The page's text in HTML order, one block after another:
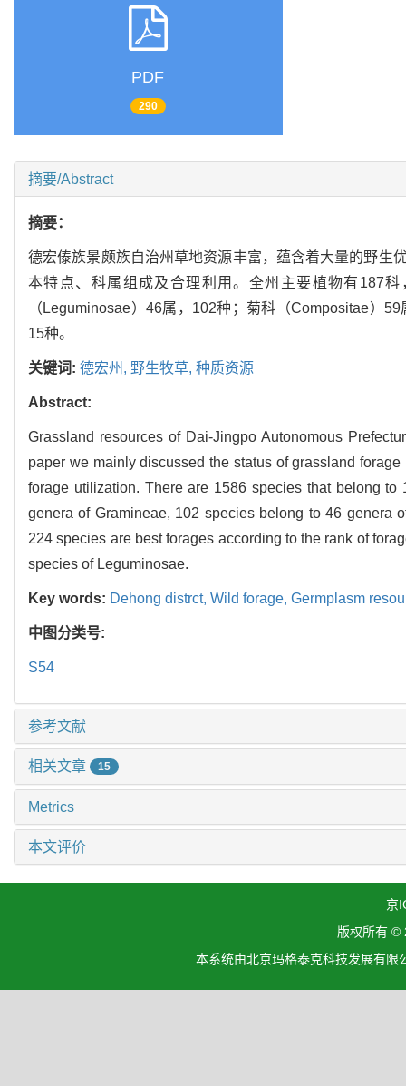
PDF
290
摘要/Abstract
摘要：
德宏傣族景颇族自治州草地资源丰富，蕴含着大量的野生
本特点、科属组成及合理利用。全州主要植物有187
（Leguminosae）46属，102种；菊科（Compositae）
15种。
关键词: 德宏州, 野生牧草, 种质资源
Abstract:
Grassland resources of Dai-Jingpo Autonomous
paper we mainly discussed the status of grassland
forage utilization. There are 1586 species that belong
genera of Gramineae, 102 species belong to 46 genera
224 species are best forages according to the rank of
species of Leguminosae.
Key words: Dehong distrct, Wild forage, Germplasm
中图分类号:
S54
参考文献
相关文章 15
Metrics
本文评价
京
版权所有 ©
本系统由北京玛格泰克科技发展有